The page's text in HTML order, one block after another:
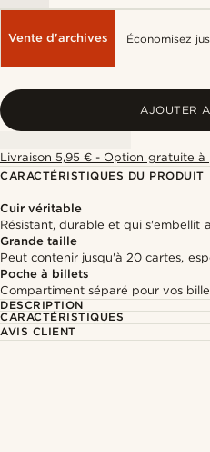
Vente d'archives Économisez
AJOUTER
Livraison 5,95 € - Option gratuite
CARACTÉRISTIQUES DU PRODUIT
Cuir véritable
Résistant, durable et qui s'embellit
Grande taille
Peut contenir jusqu'à 20 cartes,
Poche à billets
Compartiment séparé pour vos
DESCRIPTION
CARACTÉRISTIQUES
AVIS CLIENT